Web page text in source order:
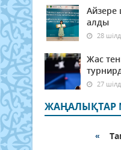
Айзере
алды
28
Жас
27
ЖАҢАЛЫҚТАР
«